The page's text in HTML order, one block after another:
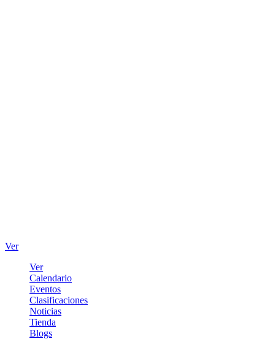
Ver
Ver
Calendario
Eventos
Clasificaciones
Noticias
Tienda
Blogs